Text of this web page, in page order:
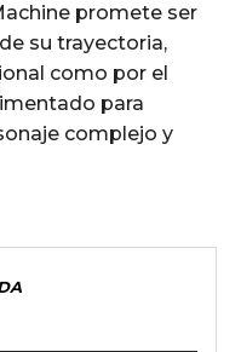
promete ser
su trayectoria,
como por el
para
complejo y